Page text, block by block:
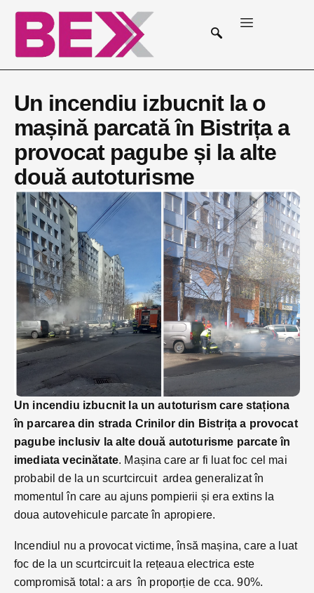
Un incendiu izbucnit la o
mașină parcată în Bistrița a
provocat pagube și la alte
două autoturisme
Un incendiu izbucnit la un autoturism care staționa
în parcarea din strada Crinilor din Bistrița a provocat
pagube inclusiv la alte două autoturisme parcate în
imediata vecinătate. Mașina care ar fi luat foc cel mai
probabil de la un scurtcircuit ardea generalizat în
momentul în care au ajuns pompierii și era extins la
doua autovehicule parcate în apropiere.
Incendiul nu a provocat victime, însă mașina, care a luat
foc de la un scurtcircuit la rețeaua electrica este
compromisă total: a ars în proporție de cca. 90%.